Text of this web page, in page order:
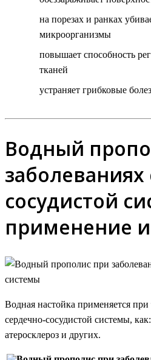
на порезах и ранках
микроорганизмы
повышает способность
тканей
устраняет грибковые
Водный
сосудистой
применение
Водная настойка применяется при
сердечно-сосудистой системы,
атеросклероз и других.